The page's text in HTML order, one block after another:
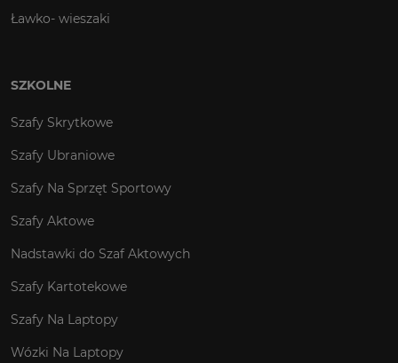
Ławko- wieszaki
SZKOLNE
Szafy Skrytkowe
Szafy Ubraniowe
Szafy Na Sprzęt Sportowy
Szafy Aktowe
Nadstawki do Szaf Aktowych
Szafy Kartotekowe
Szafy Na Laptopy
Wózki Na Laptopy